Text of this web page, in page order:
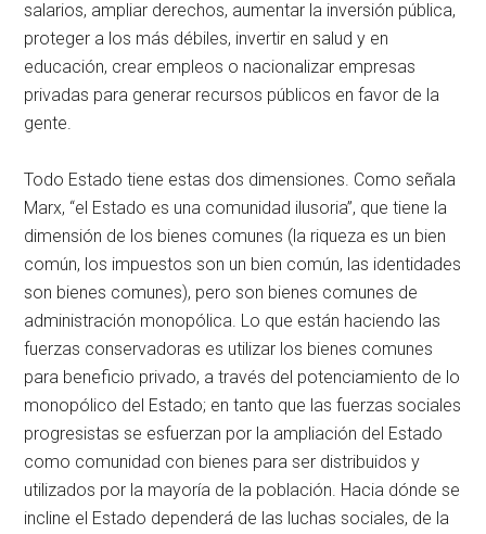
salarios, ampliar derechos, aumentar la inversión pública,
proteger a los más débiles, invertir en salud y en
educación, crear empleos o nacionalizar empresas
privadas para generar recursos públicos en favor de la
gente.
Todo Estado tiene estas dos dimensiones. Como señala
Marx, “el Estado es una comunidad ilusoria”, que tiene la
dimensión de los bienes comunes (la riqueza es un bien
común, los impuestos son un bien común, las identidades
son bienes comunes), pero son bienes comunes de
administración monopólica. Lo que están haciendo las
fuerzas conservadoras es utilizar los bienes comunes
para beneficio privado, a través del potenciamiento de lo
monopólico del Estado; en tanto que las fuerzas sociales
progresistas se esfuerzan por la ampliación del Estado
como comunidad con bienes para ser distribuidos y
utilizados por la mayoría de la población. Hacia dónde se
incline el Estado dependerá de las luchas sociales, de la